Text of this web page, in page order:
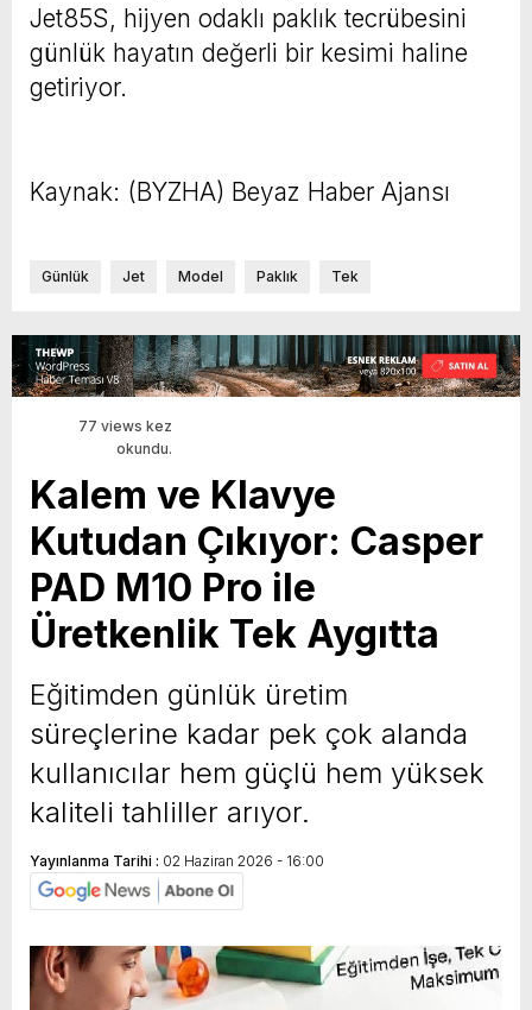
Jet85S, hijyen odaklı paklık tecrübesini
günlük hayatın değerli bir kesimi haline
getiriyor.
Kaynak: (BYZHA) Beyaz Haber Ajansı
Günlük Jet Model Paklık Tek
77 views kez
okundu.
Kalem ve Klavye
Kutudan Çıkıyor: Casper
PAD M10 Pro ile
Üretkenlik Tek Aygıtta
Eğitimden günlük üretim
süreçlerine kadar pek çok alanda
kullanıcılar hem güçlü hem yüksek
kaliteli tahliller arıyor.
Yayınlanma Tarihi : 02 Haziran 2026 - 16:00